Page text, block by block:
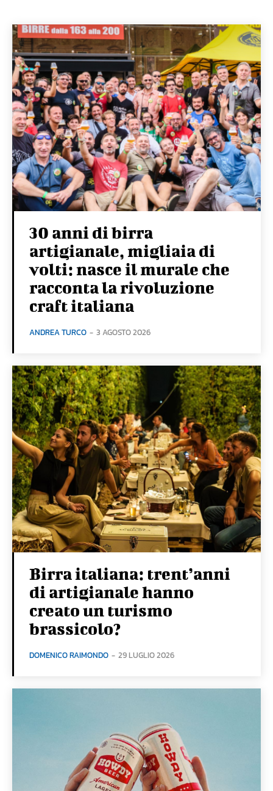
30 anni di birra
artigianale, migliaia di
volti: nasce il murale che
racconta la rivoluzione
craft italiana
ANDREA TURCO - 3 AGOSTO 2026
Birra italiana: trent’anni
di artigianale hanno
creato un turismo
brassicolo?
DOMENICO RAIMONDO - 29 LUGLIO 2026